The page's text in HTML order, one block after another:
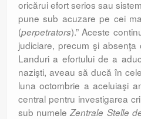
oricărui efort serios sau
pune sub acuzare pe cei
(perpetrators).” Aceste
judiciare, precum şi absenţa
Landuri a efortului de a
nazişti, aveau să ducă în
luna octombrie a aceluiaşi
central pentru investigarea
sub numeleZentrale Stelle